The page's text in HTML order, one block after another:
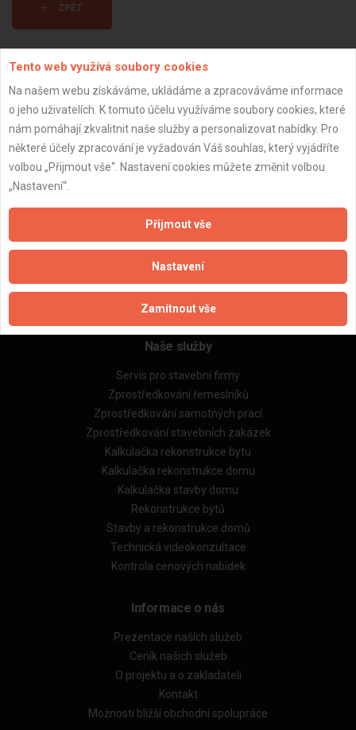
ZPĚT
Aktualizováno z portálu ARES dne 14.01.2024 11:19:12
Důležité informace
Zpracování a ochrana osobních údajů
Zásady pro používání souborů cookie
Obchodní podmínky (zprostředkování)
Obchodní podmínky (rozpočtování)
Reference
Naše excelové tabulky online
Naše služby
Servis pro stavební firmy
Zprostředkování řemeslníků
Zprostředkování samotných prací
Zprostředkování stavebních zakázek
Kalkulačka rekonstrukce bytu
Kalkulačka rekonstrukce domu
Kalkulačka stavby domu
Rekonstrukce bytů
Stavby a rekonstrukce domů
Technická videokonzultace
Kontrola cenových nabídek
Informace o nás
Prezentace našich služeb
Ceník našich služeb
O projektu a o zakladateli
Kontakt
Možnosti bližší obchodní spolupráce
Tento web využívá soubory cookies
Na našem webu získáváme, ukládáme a zpracováváme informace
o jeho uživatelích. K tomuto účelu využíváme soubory cookies, které
nám pomáhají zkvalitnit naše služby a personalizovat nabídky. Pro
některé účely zpracování je vyžadován Váš souhlas, který vyjádříte
volbou „Přijmout vše“. Nastavení cookies můžete změnit volbou
„Nastavení“.
Přijmout vše
Nastavení
Zamítnout vše